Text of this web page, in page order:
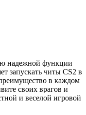
надежной функции
запускать читы CS2 в
в каждом
своих врагов и
и веселой игровой